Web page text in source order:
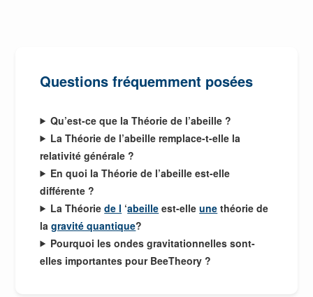
Questions fréquemment posées
Qu’est-ce que la Théorie de l’abeille ?
La Théorie de l’abeille remplace-t-elle la
relativité générale ?
En quoi la Théorie de l’abeille est-elle
différente ?
La Théoriede l ‘abeille est-elleune théorie de
lagravité quantique?
Pourquoi les ondes gravitationnelles sont-
elles importantes pour BeeTheory ?